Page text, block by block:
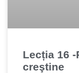
Lecția 16
creştine